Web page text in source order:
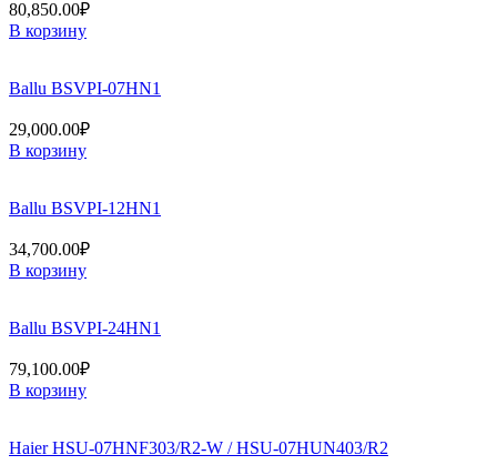
80,850.00₽
В корзину
Ballu BSVPI-07HN1
29,000.00₽
В корзину
Ballu BSVPI-12HN1
34,700.00₽
В корзину
Ballu BSVPI-24HN1
79,100.00₽
В корзину
Haier HSU-07HNF303/R2-W / HSU-07HUN403/R2